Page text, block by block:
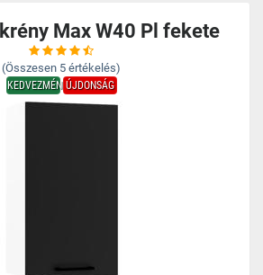
Max W40 Pl fekete
(Összesen 5 értékelés)
KEDVEZMÉNYÚJDONSÁG